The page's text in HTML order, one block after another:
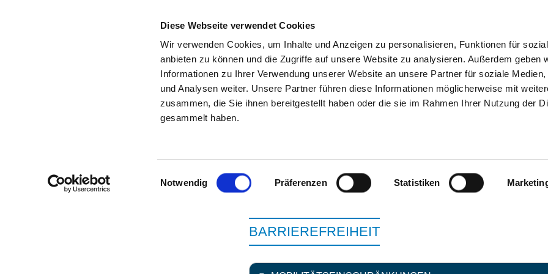
Diese Webseite verwendet Cookies
Wir verwenden Cookies, um Inhalte und Anzeigen zu personalisieren, Funktionen für
anbieten zu können und die Zugriffe auf unsere Website zu analysieren. Außerdem geben
Informationen zu Ihrer Verwendung unserer Website an unsere Partner für soziale Medien,
und Analysen weiter. Unsere Partner führen diese Informationen möglicherweise mit
zusammen, die Sie ihnen bereitgestellt haben oder die sie im Rahmen Ihrer Nutzung der
gesammelt haben.
Einwilligungsauswahl
Notwendig Präferenzen Statistiken
SUCHEN TIPPS & HILFE DAS DKV
Zur Krankenhaus-Startseite
BARRIEREFREIHEIT